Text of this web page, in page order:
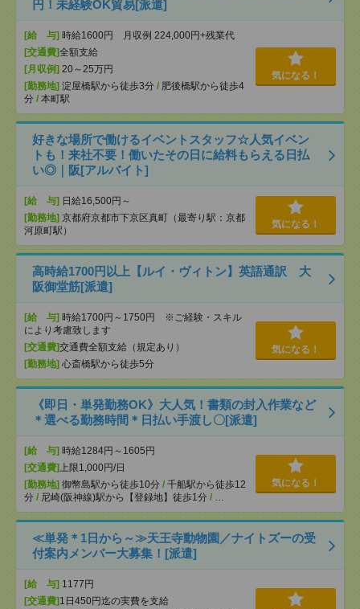
円！未経験OK貿易[派遣]
[給 与] 時給1600円 月収例 224,000円+残業代
[交通費]全額支給
[月収例] 20～25万円
[勤務地] 淀屋橋駅から徒歩3分 / 肥後橋駅から徒歩4
分 / 本町駅
気になる！
好きな場所で働けるイベントスタッフ☆人気イベン
トも！来社不要！働いたその日に給料もらえる日払
い◎｜阪[アルバイト]
[給 与] 日給16,500円～
[勤務地] 京都府京都市下京区真町（最寄り駅：京都
河原町駅）
気になる！
高時給1700円以上【ルイ・ヴィトン】英語通訳 大
阪御堂筋[派遣]
[給 与] 時給1700円～1750円 ※ご経験・スキル
により考慮致します
[交通費]交通費全額支給（規定あり）
[勤務地] 心斎橋駅から徒歩5分
気になる！
《即日・単発勤務OK》大人気！書類の封入作業など
＊選べる勤務時間＊日払い手渡し〇[派遣]
[給 与] 時給1284円～1605円
[交通費] 上限1,000円/日
[勤務地] 御幣島駅から徒歩10分 / 千船駅から徒歩12
分 / 尼崎(阪神線)駅から【登録地】徒歩1分 / …
気になる！
≪単発＊1日から～≫天王寺動物園／ナイトズーの受
付案内メンバー大募集！[派遣]
[給 与] 1177円
[交通費] 1日450円迄の実費を支給